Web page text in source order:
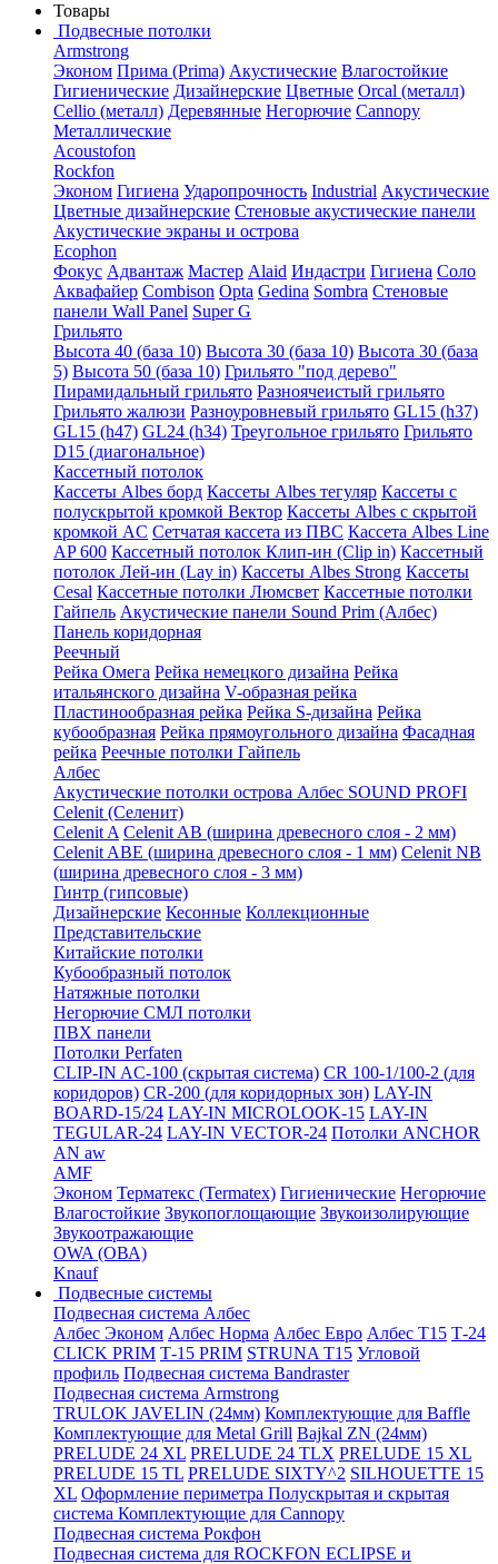
Товары
Подвесные потолки
Armstrong
Эконом Прима (Prima) Акустические Влагостойкие
Гигиенические Дизайнерские Цветные Orcal (металл)
Cellio (металл) Деревянные Негорючие Cannopy
Металлические
Acoustofon
Rockfon
Эконом Гигиена Ударопрочность Industrial Акустические
Цветные дизайнерские Стеновые акустические панели
Акустические экраны и острова
Ecophon
Фокус Адвантаж Мастер Alaid Индастри Гигиена Соло
Аквафайер Combison Opta Gedina Sombra Стеновые
панели Wall Panel Super G
Грильято
Высота 40 (база 10) Высота 30 (база 10) Высота 30 (база
5) Высота 50 (база 10) Грильято "под дерево"
Пирамидальный грильято Разноячеистый грильято
Грильято жалюзи Разноуровневый грильято GL15 (h37)
GL15 (h47) GL24 (h34) Треугольное грильято Грильято
D15 (диагональное)
Кассетный потолок
Кассеты Albes борд Кассеты Albes тегуляр Кассеты с
полускрытой кромкой Вектор Кассеты Albes с скрытой
кромкой AC Сетчатая кассета из ПВС Кассета Albes Line
AP 600 Кассетный потолок Клип-ин (Clip in) Кассетный
потолок Лей-ин (Lay in) Кассеты Albes Strong Кассеты
Cesal Кассетные потолки Люмсвет Кассетные потолки
Гайпель Акустические панели Sound Prim (Албес)
Панель коридорная
Реечный
Рейка Омега Рейка немецкого дизайна Рейка
итальянского дизайна V-образная рейка
Пластинообразная рейка Рейка S-дизайна Рейка
кубообразная Рейка прямоугольного дизайна Фасадная
рейка Реечные потолки Гайпель
Албес
Акустические потолки острова Албес SOUND PROFI
Celenit (Селенит)
Celenit A Celenit AB (ширина древесного слоя - 2 мм)
Celenit ABE (ширина древесного слоя - 1 мм) Celenit NB
(ширина древесного слоя - 3 мм)
Гинтр (гипсовые)
Дизайнерские Кесонные Коллекционные
Представительские
Китайские потолки
Кубообразный потолок
Натяжные потолки
Негорючие СМЛ потолки
ПВХ панели
Потолки Perfaten
CLIP-IN AC-100 (скрытая система) CR 100-1/100-2 (для
коридоров) CR-200 (для коридорных зон) LAY-IN
BOARD-15/24 LAY-IN MICROLOOK-15 LAY-IN
TEGULAR-24 LAY-IN VECTOR-24 Потолки ANCHOR
AN aw
AMF
Эконом Терматекс (Termatex) Гигиенические Негорючие
Влагостойкие Звукопоглощающие Звукоизолирующие
Звукоотражающие
OWA (ОВА)
Knauf
Подвесные системы
Подвесная система Албес
Албес Эконом Албес Норма Албес Евро Албес T15 Т-24
CLICK PRIM Т-15 PRIM STRUNA Т15 Угловой
профиль Подвесная система Bandraster
Подвесная система Armstrong
TRULOK JAVELIN (24мм) Комплектующие для Baffle
Комплектующие для Metal Grill Bajkal ZN (24мм)
PRELUDE 24 XL PRELUDE 24 TLX PRELUDE 15 XL
PRELUDE 15 TL PRELUDE SIXTY^2 SILHOUETTE 15
XL Оформление периметра Полускрытая и скрытая
система Комплектующие для Cannopy
Подвесная система Рокфон
Подвесная система для ROCKFON ECLIPSE и